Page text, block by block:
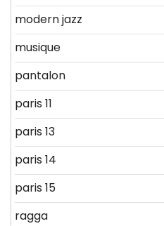
modern jazz
musique
pantalon
paris 11
paris 13
paris 14
paris 15
ragga